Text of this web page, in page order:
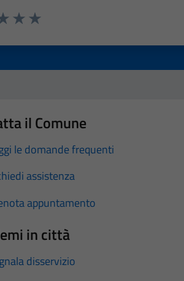
il Comune
le domande frequenti
assistenza
appuntamento
in città
disservizio